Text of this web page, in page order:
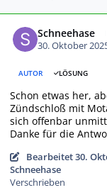
Schneehase
30. Oktober
AUTOR LÖSUNG
Schon etwas her,
Zündschloß mit
sich offenbar
Danke für die
Bearbeitet30.
Schneehase
Verschrieben